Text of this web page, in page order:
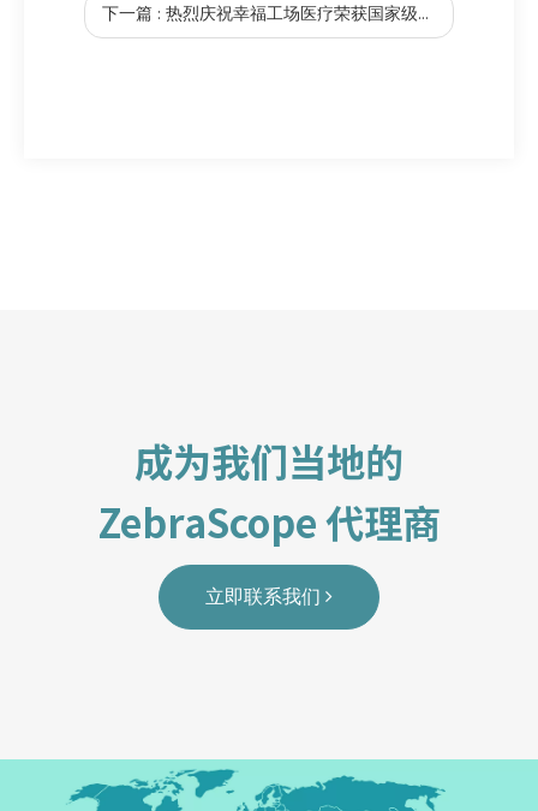
下一篇 : 热烈庆祝幸福工场医疗荣获国家级专精特新“小巨人”企业称号
成为我们当地的
ZebraScope 代理商
立即联系我们